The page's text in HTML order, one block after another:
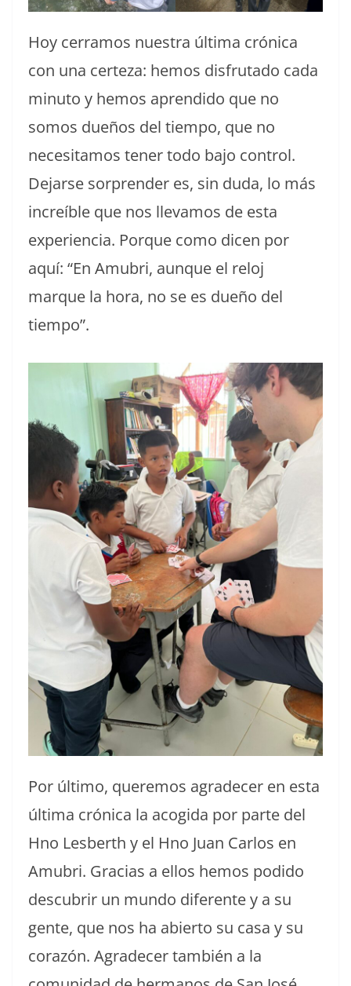
Hoy cerramos nuestra última crónica
con una certeza: hemos disfrutado cada
minuto y hemos aprendido que no
somos dueños del tiempo, que no
necesitamos tener todo bajo control.
Dejarse sorprender es, sin duda, lo más
increíble que nos llevamos de esta
experiencia. Porque como dicen por
aquí: “En Amubri, aunque el reloj
marque la hora, no se es dueño del
tiempo”.
Por último, queremos agradecer en esta
última crónica la acogida por parte del
Hno Lesberth y el Hno Juan Carlos en
Amubri. Gracias a ellos hemos podido
descubrir un mundo diferente y a su
gente, que nos ha abierto su casa y su
corazón. Agradecer también a la